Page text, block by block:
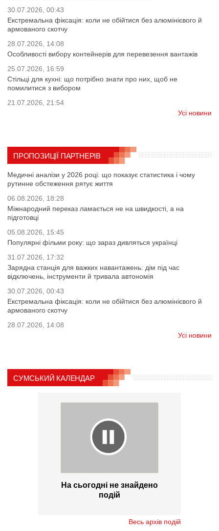
30.07.2026, 00:43
Екстремальна фіксація: коли не обійтися без алюмінієвого й
армованого скотчу
28.07.2026, 14:08
Особливості вибору контейнерів для перевезення вантажів
25.07.2026, 16:59
Стільці для кухні: що потрібно знати про них, щоб не
помилитися з вибором
21.07.2026, 21:54
Усі новини
ПРОПОЗИЦІЇ ПАРТНЕРІВ
Медичні аналізи у 2026 році: що показує статистика і чому
рутинне обстеження рятує життя
06.08.2026, 18:28
Міжнародний переказ ламається не на швидкості, а на
підготовці
05.08.2026, 15:45
Популярні фільми року: що зараз дивляться українці
31.07.2026, 17:32
Зарядна станція для важких навантажень: дім під час
відключень, інструменти й тривала автономія
30.07.2026, 00:43
Екстремальна фіксація: коли не обійтися без алюмінієвого й
армованого скотчу
28.07.2026, 14:08
Усі новини
СУМСЬКИЙ КАЛЕНДАР
На сьогодні не знайдено
подій
Весь архів подій